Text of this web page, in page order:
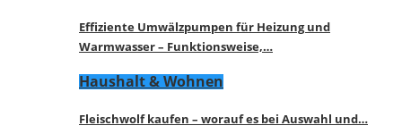
Effiziente Umwälzpumpen für Heizung und
Warmwasser – Funktionsweise,…
Haushalt & Wohnen
Fleischwolf kaufen – worauf es bei Auswahl und…